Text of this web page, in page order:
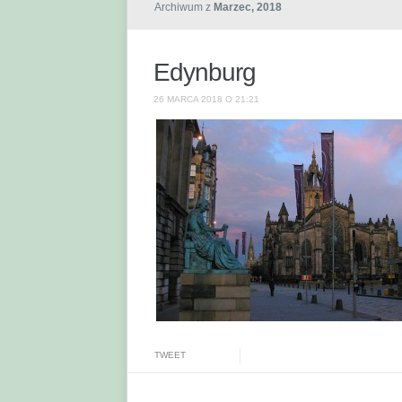
Archiwum z Marzec, 2018
Edynburg
26 MARCA 2018 O 21:21
TWEET